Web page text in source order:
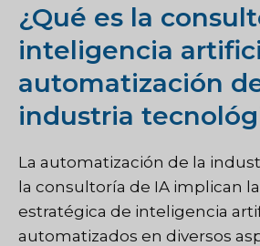
¿Qué es la
inteligencia
automatización
industria
La automatización de la
la consultoría de IA implican
estratégica de inteligencia
automatizados en diversos